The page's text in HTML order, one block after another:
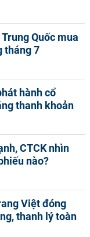
Quốc mua
tháng 7
hành cổ
thanh khoản
CTCK nhìn
nào?
Việt đóng
thanh lý toàn